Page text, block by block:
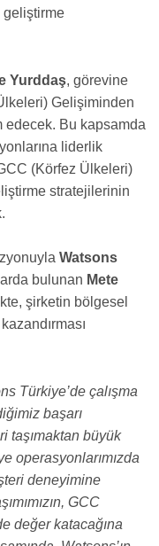
geliştirme
Yurddaş, görevine
Gelişiminden
edecek. Bu kapsamda
liderlik
(Körfez Ülkeleri)
stratejilerinin
Watsons
bulunan Mete
şirketin bölgesel
Türkiye’de çalışma
başarı
taşımaktan büyük
operasyonlarımızda
deneyimine
GCC
değer katacağına